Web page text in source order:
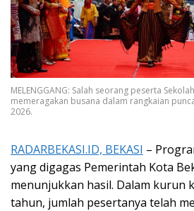
MELENGGANG: Salah seorang peserta
memeragakan busana dalam rangkaian
2026.
RADARBEKASI.ID, BEKASI –
yang digagas Pemerintah Kota
menunjukkan hasil. Dalam kurun
tahun, jumlah pesertanya telah